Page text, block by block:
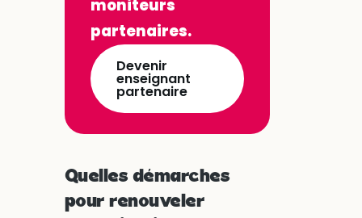
moniteurs
partenaires.
Devenir
enseignant
partenaire
Quelles démarches
pour renouveler